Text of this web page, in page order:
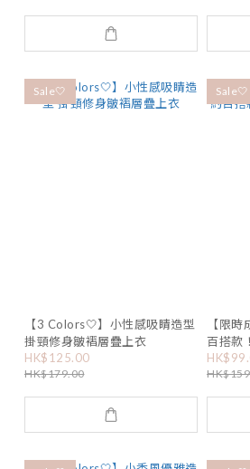
Sale🤍
【3 Colors🤍】小性感吸睛造型
掛頸修身皺褶層疊上衣
HK$125.00
HK$179.00
Sale🤍
【限
百搭款
直紋上